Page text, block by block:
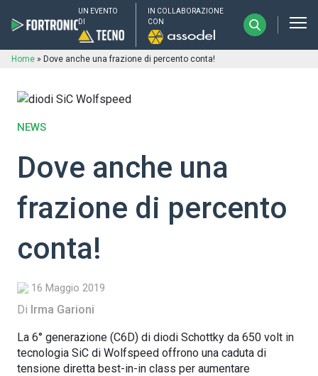
UN EVENTO
DI
IN COLLABORAZIONE
CON
Home » Dove anche una frazione di percento conta!
NEWS
Dove anche una
frazione di percento
conta!
16 Maggio 2019
Di Irma Garioni
La 6° generazione (C6D) di diodi Schottky da 650 volt in
tecnologia SiC di Wolfspeed offrono una caduta di
tensione diretta best-in-in class per aumentare